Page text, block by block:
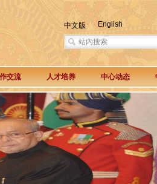
中文版 English
交流 人才培养 中心动态